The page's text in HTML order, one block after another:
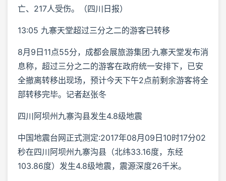
亡、217人受伤。（四川日报）
13:05 九寨天堂超过三分之二的游客已转移
8月9日11点55分，成都会展旅游集团·九寨天堂发布消
息称，超过三分之二的游客在政府统一安排下，已安
全撤离转移出现场，预计今天下午2点前剩余游客将全
部转移完毕。记者赵张冬
四川阿坝州九寨沟县发生4.8级地震
中国地震台网正式测定:2017年08月09日10时17分02
秒在四川阿坝州九寨沟县（北纬33.16度，东经
103.86度）发生4.8级地震，震源深度26千米。